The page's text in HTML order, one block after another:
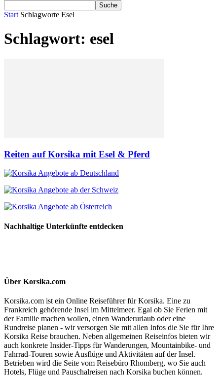
Start Schlagworte Esel
Schlagwort: esel
Reiten auf Korsika mit Esel & Pferd
Nachhaltige Unterkünfte entdecken
Über Korsika.com
Korsika.com ist ein Online Reiseführer für Korsika. Eine zu
Frankreich gehörende Insel im Mittelmeer. Egal ob Sie Ferien mit
der Familie machen wollen, einen Wanderurlaub oder eine
Rundreise planen - wir versorgen Sie mit allen Infos die Sie für Ihre
Korsika Reise brauchen. Neben allgemeinen Reiseinfos bieten wir
auch konkrete Insider-Tipps für Wanderungen, Mountainbike- und
Fahrrad-Touren sowie Ausflüge und Aktivitäten auf der Insel.
Betrieben wird die Seite vom Reisebüro Rhomberg, wo Sie auch
Hotels, Flüge und Pauschalreisen nach Korsika buchen können.